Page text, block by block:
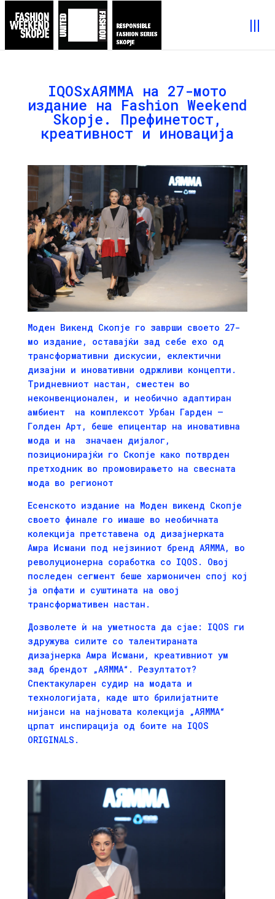
IQOSxAЯMMA на 27-мото
издание на Fashion Weekend
Skopje. Префинетост,
креативност и иновација
Моден Викенд Скопје го заврши своето 27-
мо издание, оставајќи зад себе ехо од
трансформативни дискусии, еклектични
дизајни и иновативни одржливи концепти.
Тридневниот настан, сместен во
неконвенционалeн, и необично адаптиран
амбиент на комплексот Урбан Гарден –
Голден Арт, беше епицентар на иновативна
мода и на значаен дијалог,
позиционирајќи го Скопје како потврден
претходник во промовирањето на свесната
мода во регионот
Есенското издание на Моден викенд Скопје
своето финале го имаше во необичната
колекција претставена од дизајнерката
Амра Исмани под нејзиниот бренд AЯMMA, во
револуционерна соработка со IQOS. Овој
последен сегмент беше хармоничен спој кој
ја опфати и суштината на овој
трансформативен настан.
Дозволете ѝ на уметноста да сјае: IQOS ги
здружува силите со талентираната
дизајнерка Амра Исмани, креативниот ум
зад брендот „AЯMMA“. Резултатот?
Спектакуларен судир на модата и
технологијата, каде што брилијатните
нијанси на најновата колекција „AЯMMA“
црпат инспирација од боите на IQOS
ORIGINALS .